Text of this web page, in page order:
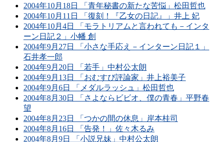
2004年10月18日 「青年秘書の新たな苦悩」松田哲也
2004年10月11日 「復刻！『乙女の日記』」井上 妃
2004年10月4日 「モラトリアムと言われても－インタ
ーン日記２」小幡 創
2004年9月27日 「小さな手応え－インターン日記１」
石井孝一郎
2004年9月20日 「若手」中村公太朗
2004年9月13日 「おむすび評論家」井上裕美子
2004年9月6日 「メダルラッシュ」松田哲也
2004年8月30日 「さよならビビオ、僕の青春」平野春
望
2004年8月23日 「つかの間の休息」岸本桂司
2004年8月16日 「告発！」佐々木るみ
2004年8月9日 「小説兄妹」中村公太朗